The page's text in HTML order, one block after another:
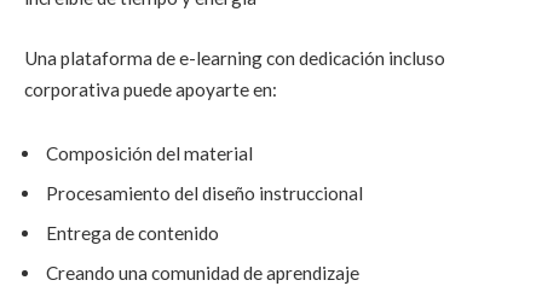
Una plataforma de e-learning con dedicación incluso
corporativa puede apoyarte en:
Composición del material
Procesamiento del diseño instruccional
Entrega de contenido
Creando una comunidad de aprendizaje